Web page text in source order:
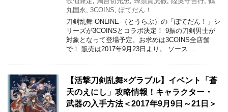
丸国永, 3COINS, ぽてだん！
刀剣乱舞-ONLINE-（とうらぶ）の「ぽてだん！」シ
リーズが3COINSとコラボ決定！ 9振の刀剣男士が
対象となって登場予定。お求めは3COINS全店舗
で！ 販売は2017年9月23日より。 ソース …
【活撃刀剣乱舞×グラブル】イベント「蒼
天のえにし」攻略情報！キャラクター・
武器の入手方法＜2017年9月9日～21日＞